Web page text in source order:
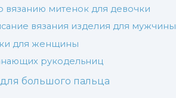
вязанию митенок для девочки
вязания изделия для мужчины
для женщины
рукодельниц
большого пальца